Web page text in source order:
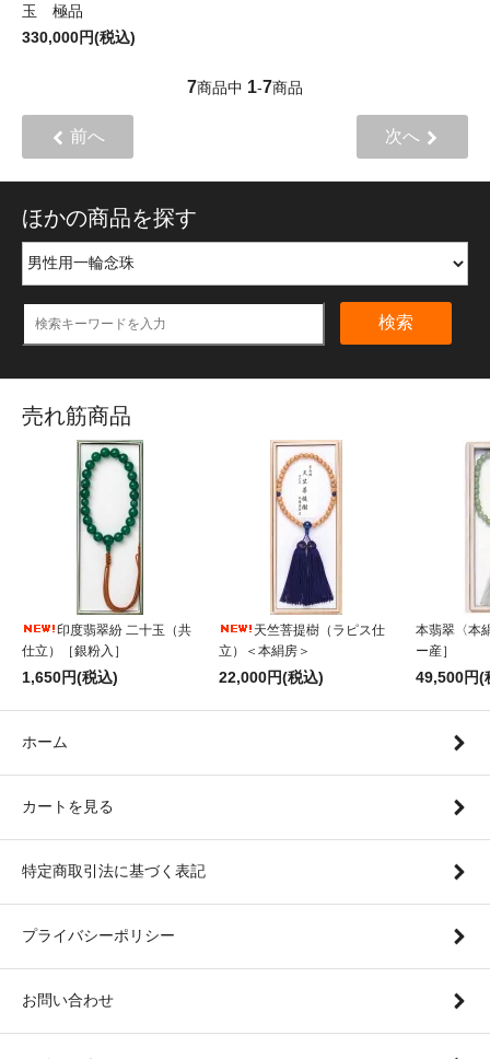
玉 極品
330,000円(税込)
7商品中 1-7商品
前へ 次へ
ほかの商品を探す
検索
売れ筋商品
印度翡翠紛 二十玉（共
仕立）［銀粉入］
1,650円(税込)
天竺菩提樹（ラピス仕
立）＜本絹房＞
22,000円(税込)
本翡翠〈本
ー産］
49,500円(
ホーム
カートを見る
特定商取引法に基づく表記
プライバシーポリシー
お問い合わせ